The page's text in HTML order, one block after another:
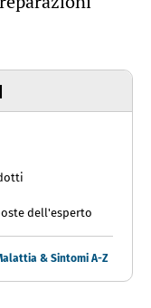
dell'esperto
& Sintomi A-Z